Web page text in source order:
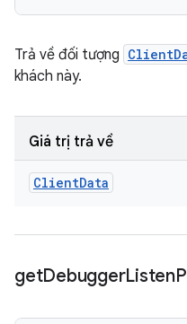
Trả về đối tượng
khách này.
Giá trị trả về
ClientData
getDebuggerListen